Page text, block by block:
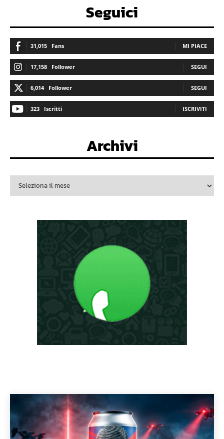
Seguici
31,015 Fans MI PIACE
17,158 Follower SEGUI
6,014 Follower SEGUI
323 Iscritti ISCRIVITI
Archivi